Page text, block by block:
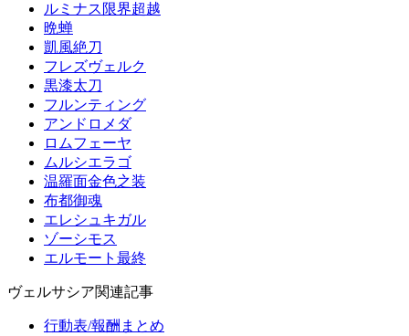
ルミナス限界超越
晩蝉
凱風絶刀
フレズヴェルク
黒漆太刀
フルンティング
アンドロメダ
ロムフェーヤ
ムルシエラゴ
温羅面金色之装
布都御魂
エレシュキガル
ゾーシモス
エルモート最終
ヴェルサシア関連記事
行動表/報酬まとめ